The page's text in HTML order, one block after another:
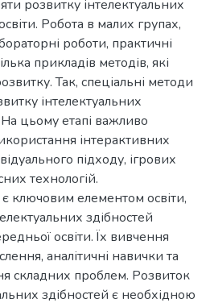
розвитку інтелектуальних
Робота в малих групах,
роботи, практичні
прикладів методів, які
Так, спеціальні методи
інтелектуальних
На цьому етапі важливо
інтерактивних
підходу, ігрових
технологій.
ключовим елементом освіти,
здібностей
освіти. Їх вивчення
аналітичні навички та
складних проблем. Розвиток
здібностей є необхідною